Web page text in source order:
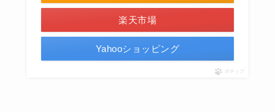
楽天市場
Yahooショッピング
ポチップ